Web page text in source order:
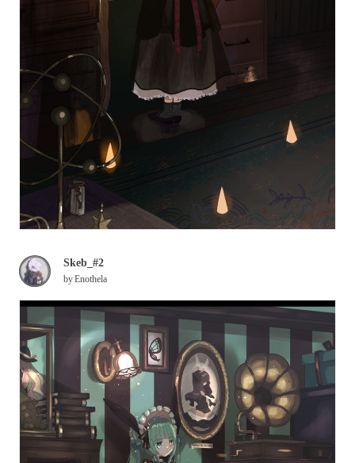
Skeb_#2
byEnothela